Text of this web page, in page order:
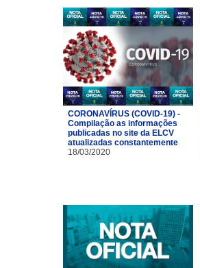
CORONAVÍRUS (COVID-19) -
Compilação as informações
publicadas no site da ELCV
atualizadas constantemente
18/03/2020